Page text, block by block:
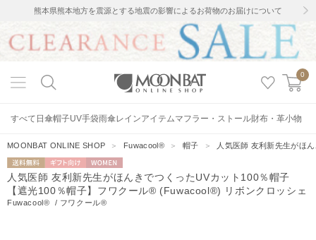
熊本県熊本地方を震源とする地震の影響によるお荷物のお届けについて
0
すべて 日傘帽子UV手袋雨傘レインアイテムマフラー・ストール財布・革小物
MOONBAT ONLINE SHOP ＞ Fuwacool® ＞ 帽子 ＞ 人気医師 友利新先生がほ
送料無料 ギフト向
け
WOMEN
人気医師 友利新先生がほんきでつくったUVカット100％帽子
【遮光100％帽子】フワクール® (Fuwacool®) リボンクロッシェ
Fuwacool® / フワクール®